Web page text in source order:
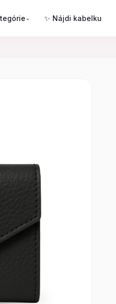
⌄ ✨ Nájdi kabelku